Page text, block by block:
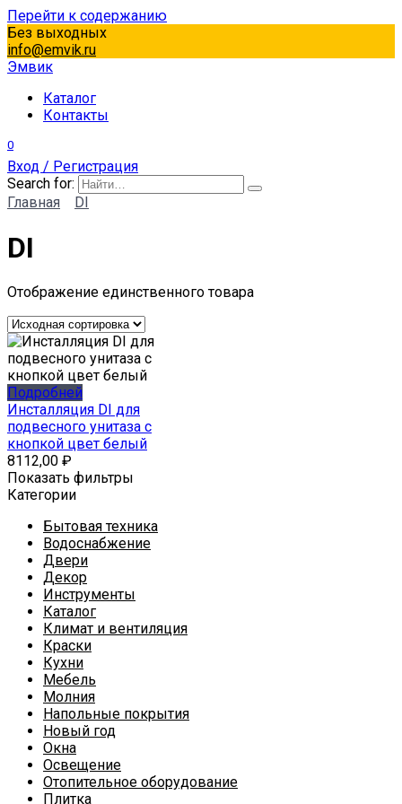
Перейти к содержанию
Без выходных
info@emvik.ru
Эмвик
Каталог
Контакты
0
Вход / Регистрация
Search for:
Главная
DI
DI
Отображение единственного товара
Подробней
Инсталляция DI для
подвесного унитаза с
кнопкой цвет белый
8112,00 ₽
Показать фильтры
Категории
Бытовая техника
Водоснабжение
Двери
Декор
Инструменты
Каталог
Климат и вентиляция
Краски
Кухни
Мебель
Молния
Напольные покрытия
Новый год
Окна
Освещение
Отопительное оборудование
Плитка